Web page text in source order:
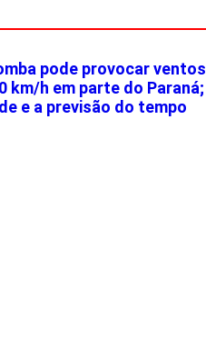
pode provocar ventos
km/h em parte do Paraná;
e a previsão do tempo